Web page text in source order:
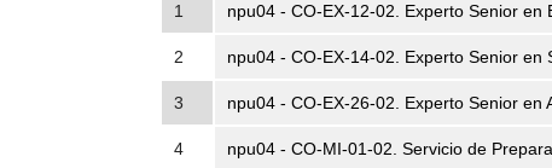
1 npu04 - CO-EX-12-02. Experto Senior en
2 npu04 - CO-EX-14-02. Experto Senior en
3 npu04 - CO-EX-26-02. Experto Senior en
4 npu04 - CO-MI-01-02. Servicio de